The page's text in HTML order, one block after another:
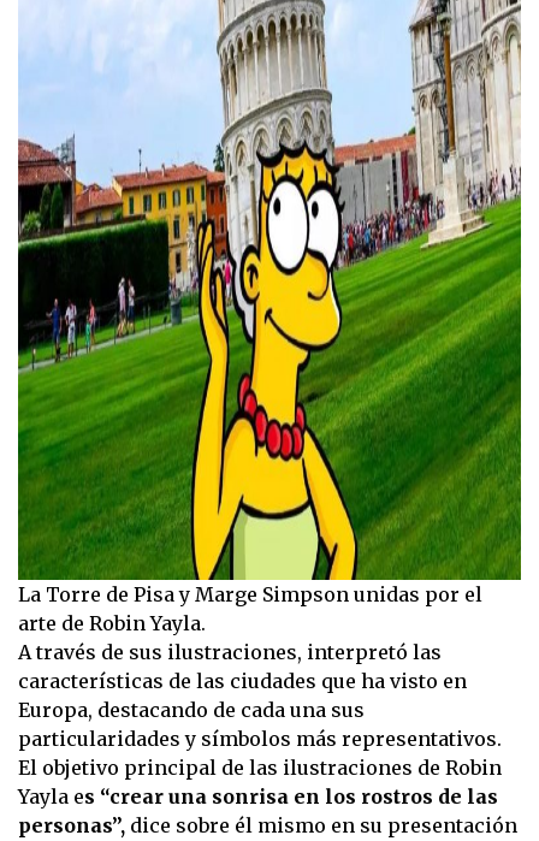
La Torre de Pisa y Marge Simpson unidas por el
arte de Robin Yayla.
A través de sus ilustraciones, interpretó las
características de las ciudades que ha visto en
Europa, destacando de cada una sus
particularidades y símbolos más representativos.
El objetivo principal de las ilustraciones de Robin
Yayla es “crear una sonrisa en los rostros de las
personas”, dice sobre él mismo en su presentación